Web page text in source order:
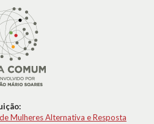
Mulheres Alternativa e Resposta